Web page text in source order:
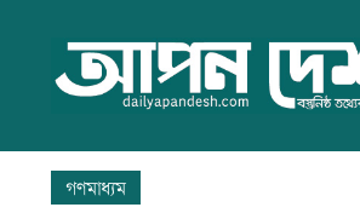
গণমাধ্যম